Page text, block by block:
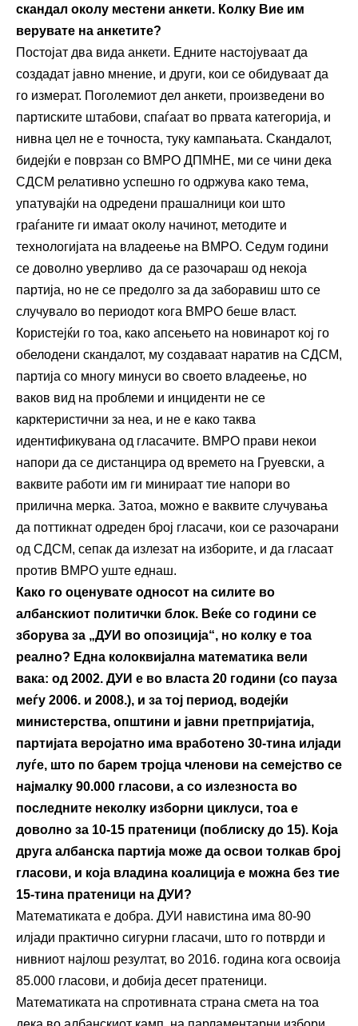
скандал околу местени анкети. Колку Вие им
верувате на анкетите?
Постојат два вида анкети. Едните настојуваат да
создадат јавно мнение, и други, кои се обидуваат да
го измерат. Поголемиот дел анкети, произведени во
партиските штабови, спаѓаат во првата категорија, и
нивна цел не е точноста, туку кампањата. Скандалот,
бидејќи е поврзан со ВМРО ДПМНЕ, ми се чини дека
СДСМ релативно успешно го одржува како тема,
упатувајќи на одредени прашалници кои што
граѓаните ги имаат околу начинот, методите и
технологијата на владеење на ВМРО. Седум години
се доволно уверливо да се разочараш од некоја
партија, но не се предолго за да заборавиш што се
случувало во периодот кога ВМРО беше власт.
Користејќи го тоа, како апсењето на новинарот кој го
обелодени скандалот, му создаваат наратив на СДСМ,
партија со многу минуси во своето владеење, но
ваков вид на проблеми и инциденти не се
карктеристични за неа, и не е како таква
идентификувана од гласачите. ВМРО прави некои
напори да се дистанцира од времето на Груевски, а
ваквите работи им ги минираат тие напори во
прилична мерка. Затоа, можно е ваквите случувања
да поттикнат одреден број гласачи, кои се разочарани
од СДСМ, сепак да излезат на изборите, и да гласаат
против ВМРО уште еднаш.
Како го оценувате односот на силите во
албанскиот политички блок. Веќе со години се
зборува за „ДУИ во опозиција“, но колку е тоа
реално? Една колоквијална математика вели
вака: од 2002. ДУИ е во власта 20 години (со пауза
меѓу 2006. и 2008.), и за тој период, водејќи
министерства, општини и јавни претпријатија,
партијата веројатно има вработено 30-тина илјади
луѓе, што по барем тројца членови на семејство се
најмалку 90.000 гласови, а со излезноста во
последните неколку изборни циклуси, тоа е
доволно за 10-15 пратеници (поблиску до 15). Која
друга албанска партија може да освои толкав број
гласови, и која владина коалиција е можна без тие
15-тина пратеници на ДУИ?
Математиката е добра. ДУИ навистина има 80-90
илјади практично сигурни гласачи, што го потврди и
нивниот најлош резултат, во 2016. година кога освоија
85.000 гласови, и добија десет пратеници.
Математиката на спротивната страна смета на тоа